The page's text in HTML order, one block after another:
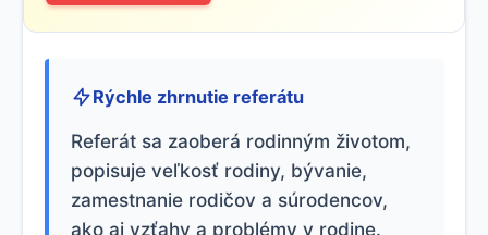
Rýchle zhrnutie referátu
Referát sa zaoberá rodinným životom,
popisuje veľkosť rodiny, bývanie,
zamestnanie rodičov a súrodencov,
ako aj vzťahy a problémy v rodine.